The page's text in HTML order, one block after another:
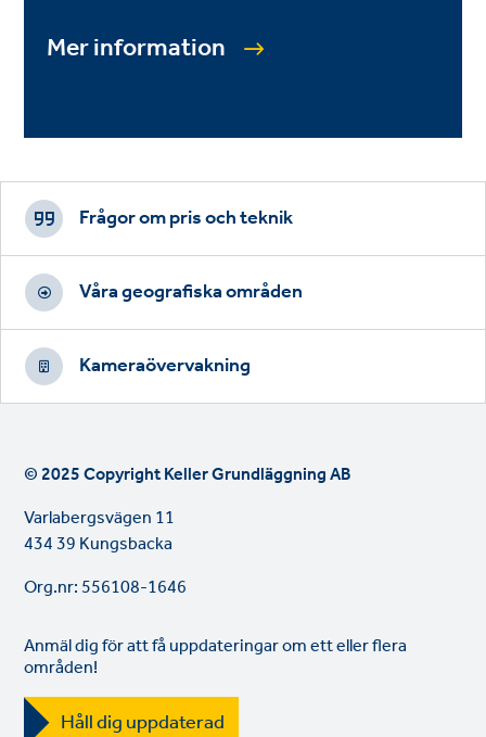
Mer information
Footer
CTAs
Frågor om pris och teknik
Våra geografiska områden
Kameraövervakning
© 2025 Copyright Keller Grundläggning AB
Varlabergsvägen 11
434 39 Kungsbacka
Org.nr: 556108-1646
Anmäl dig för att få uppdateringar om ett eller flera
områden!
Håll dig uppdaterad